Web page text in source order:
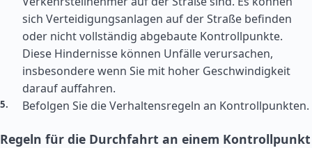
sich Verteidigungsanlagen auf der Straße befinden
oder nicht vollständig abgebaute Kontrollpunkte.
Diese Hindernisse können Unfälle verursachen,
insbesondere wenn Sie mit hoher Geschwindigkeit
darauf auffahren.
Befolgen Sie die Verhaltensregeln an Kontrollpunkten.
Regeln für die Durchfahrt an einem Kontrollpunkt